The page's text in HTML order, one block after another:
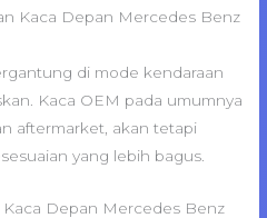
Kaca Depan Mercedes Benz
di mode kendaraan
Kaca OEM pada umumnya
aftermarket, akan tetapi
yang lebih bagus.
Kaca Depan Mercedes Benz